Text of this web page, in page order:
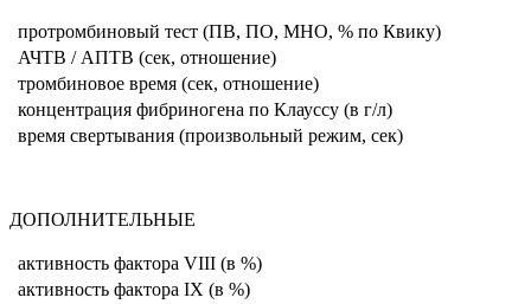
протромбиновый тест (ПВ, ПО, МНО, % по Квику)
АЧТВ / АПТВ (сек, отношение)
тромбиновое время (сек, отношение)
концентрация фибриногена по Клауссу (в г/л)
время свертывания (произвольный режим, сек)
ДОПОЛНИТЕЛЬНЫЕ
активность фактора VIII (в %)
активность фактора IX (в %)